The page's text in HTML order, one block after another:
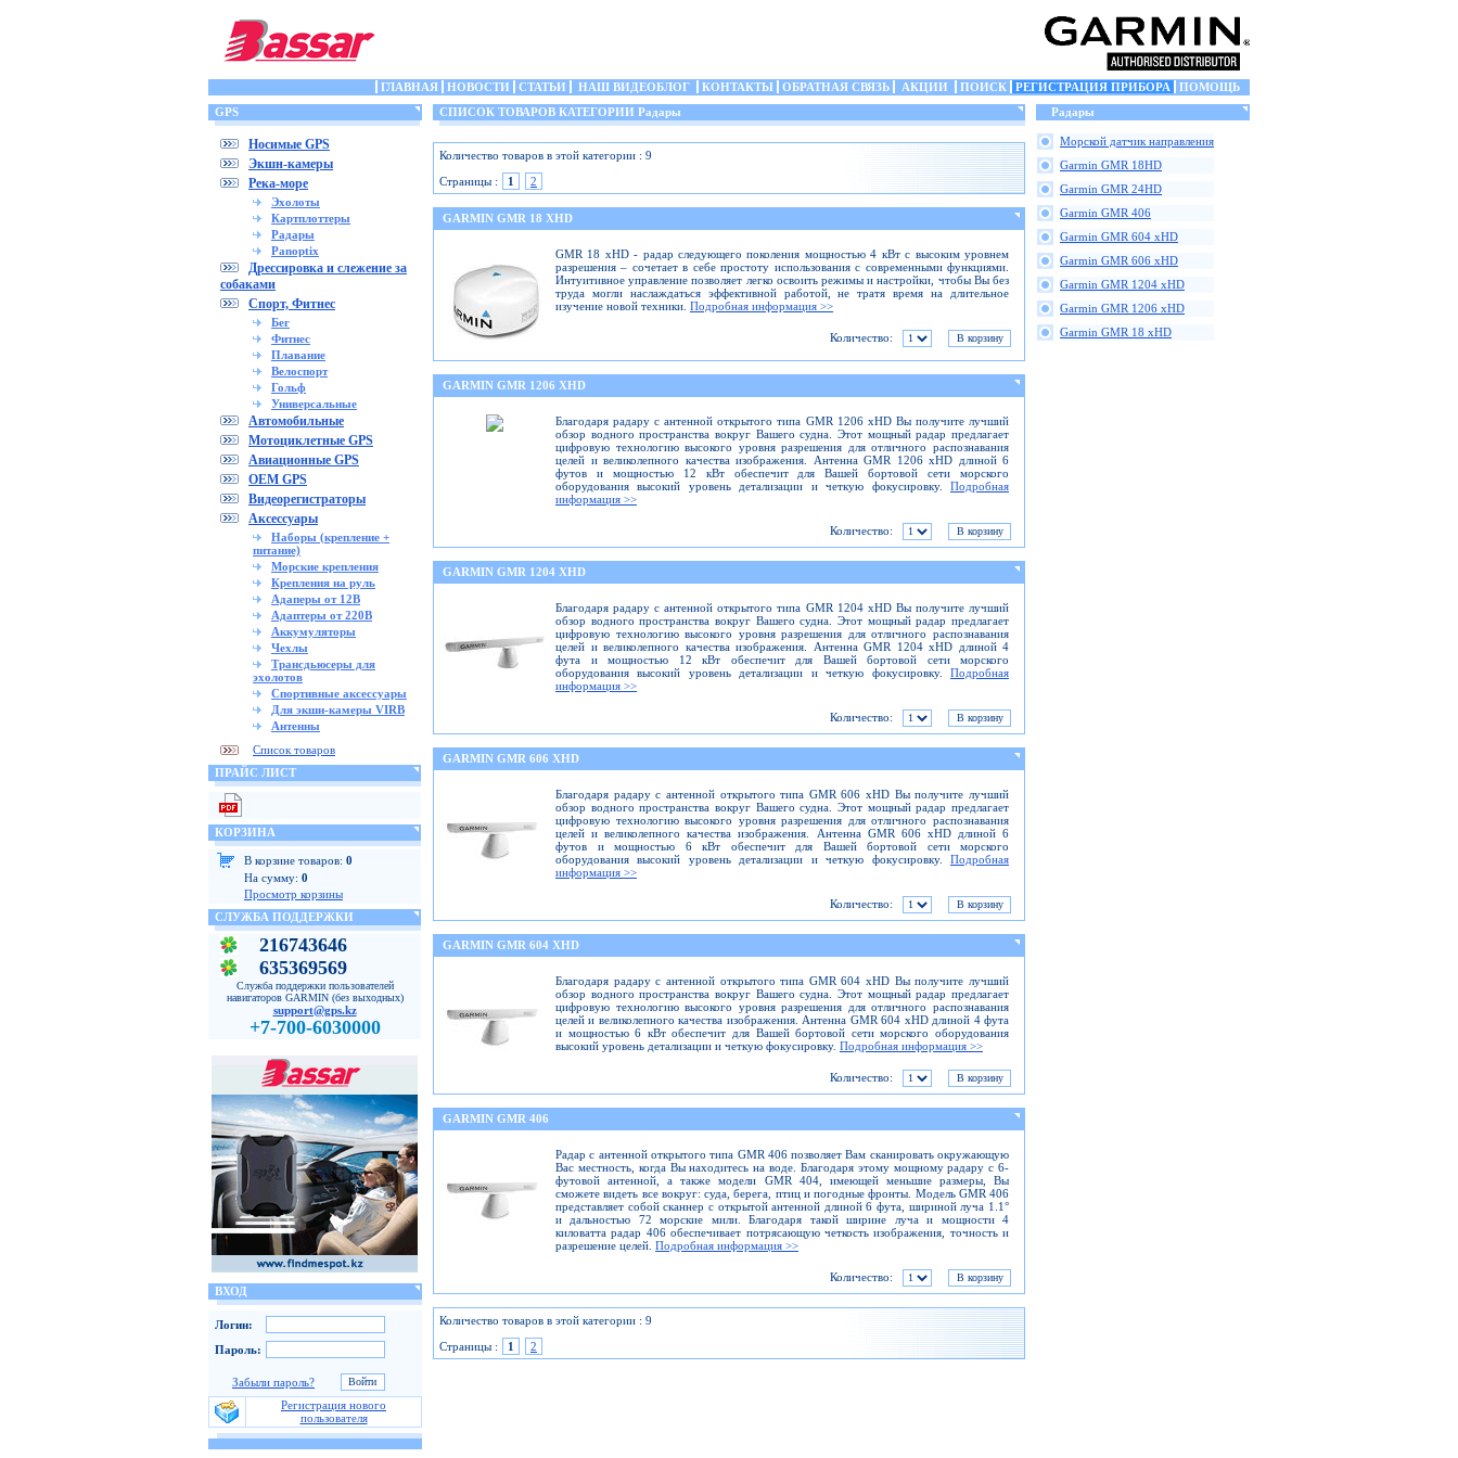
ГЛАВНАЯ НОВОСТИ СТАТЬИ НАШ ВИДЕОБЛОГ КОНТАКТЫ ОБРАТНАЯ СВЯЗЬ АКЦИИ ПОИСК РЕГИСТРАЦИЯ ПРИБОРА
ПОМОЩЬ
GPS
Носимые GPS
Экшн-камеры
Река-море
Эхолоты
Картплоттеры
Радары
Panoptix
Дрессировка и слежение за
собаками
Спорт, Фитнес
Бег
Фитнес
Плавание
Велоспорт
Гольф
Универсальные
Автомобильные
Мотоциклетные GPS
Авиационные GPS
OEM GPS
Видеорегистраторы
Аксессуары
Наборы (крепление +
питание)
Морские крепления
Крепления на руль
Адаперы от 12В
Адаптеры от 220В
Аккумуляторы
Чехлы
Трансдьюсеры для
эхолотов
Спортивные аксессуары
Для экшн-камеры VIRB
Антенны
Список товаров
ПРАЙС ЛИСТ
КОРЗИНА
В корзине товаров: 0
На сумму: 0
Просмотр корзины
СЛУЖБА ПОДДЕРЖКИ
216743646
635369569
Служба поддержки пользователей
навигаторов GARMIN (без выходных)
support@gps.kz
+7-700-6030000
ВХОД
Логин:
Пароль:
Забыли пароль?
Регистрация нового
пользователя
СПИСОК ТОВАРОВ КАТЕГОРИИ Радары
Количество товаров в этой категории : 9
Страницы :
1 2
GARMIN GMR 18 XHD
GMR 18 xHD - радар следующего поколения мощностью 4 кВт с высоким уровнем
разрешения – сочетает в себе простоту использования с современными функциями.
Интуитивное управление позволяет легко освоить режимы и настройки, чтобы Вы без
труда могли наслаждаться эффективной работой, не тратя время на длительное
изучение новой техники. Подробная информация >>
Количество:
GARMIN GMR 1206 XHD
Благодаря радару с антенной открытого типа GMR 1206 xHD Вы получите лучший
обзор водного пространства вокруг Вашего судна. Этот мощный радар предлагает
цифровую технологию высокого уровня разрешения для отличного распознавания
целей и великолепного качества изображения. Антенна GMR 1206 xHD длиной 6
футов и мощностью 12 кВт обеспечит для Вашей бортовой сети морского
оборудования высокий уровень детализации и четкую фокусировку. Подробная
информация >>
Количество:
GARMIN GMR 1204 XHD
Благодаря радару с антенной открытого типа GMR 1204 xHD Вы получите лучший
обзор водного пространства вокруг Вашего судна. Этот мощный радар предлагает
цифровую технологию высокого уровня разрешения для отличного распознавания
целей и великолепного качества изображения. Антенна GMR 1204 xHD длиной 4
фута и мощностью 12 кВт обеспечит для Вашей бортовой сети морского
оборудования высокий уровень детализации и четкую фокусировку. Подробная
информация >>
Количество:
GARMIN GMR 606 XHD
Благодаря радару с антенной открытого типа GMR 606 xHD Вы получите лучший
обзор водного пространства вокруг Вашего судна. Этот мощный радар предлагает
цифровую технологию высокого уровня разрешения для отличного распознавания
целей и великолепного качества изображения. Антенна GMR 606 xHD длиной 6
футов и мощностью 6 кВт обеспечит для Вашей бортовой сети морского
оборудования высокий уровень детализации и четкую фокусировку. Подробная
информация >>
Количество:
GARMIN GMR 604 XHD
Благодаря радару с антенной открытого типа GMR 604 xHD Вы получите лучший
обзор водного пространства вокруг Вашего судна. Этот мощный радар предлагает
цифровую технологию высокого уровня разрешения для отличного распознавания
целей и великолепного качества изображения. Антенна GMR 604 xHD длиной 4 фута
и мощностью 6 кВт обеспечит для Вашей бортовой сети морского оборудования
высокий уровень детализации и четкую фокусировку. Подробная информация >>
Количество:
GARMIN GMR 406
Радар с антенной открытого типа GMR 406 позволяет Вам сканировать окружающую
Вас местность, когда Вы находитесь на воде. Благодаря этому мощному радару с 6-
футовой антенной, а также модели GMR 404, имеющей меньшие размеры, Вы
сможете видеть все вокруг: суда, берега, птиц и погодные фронты. Модель GMR 406
представляет собой сканнер с открытой антенной длиной 6 фута, шириной луча 1.1°
и дальностью 72 морские мили. Благодаря такой ширине луча и мощности 4
киловатта радар 406 обеспечивает потрясающую четкость изображения, точность и
разрешение целей. Подробная информация >>
Количество:
Количество товаров в этой категории : 9
Страницы :
1 2
Радары
Морской датчик направления
Garmin GMR 18HD
Garmin GMR 24HD
Garmin GMR 406
Garmin GMR 604 xHD
Garmin GMR 606 xHD
Garmin GMR 1204 xHD
Garmin GMR 1206 xHD
Garmin GMR 18 xHD